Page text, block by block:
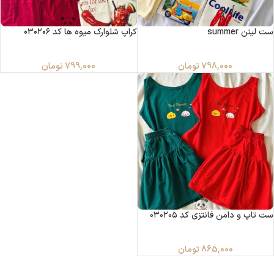
ست لینن summer
798,000 تومان
کراپ شلوارک میوه ها کد ۰۳۰۲۰۶
799,000 تومان
ست تاپ و دامن فانتزی کد ۰۳۰۲۰۵
865,000تومان